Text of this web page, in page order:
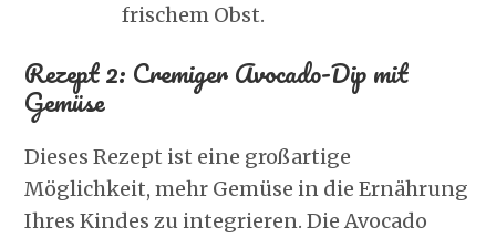
frischem Obst.
Rezept 2: Cremiger Avocado-Dip mit
Gemüse
Dieses Rezept ist eine großartige
Möglichkeit, mehr Gemüse in die Ernährung
Ihres Kindes zu integrieren. Die Avocado